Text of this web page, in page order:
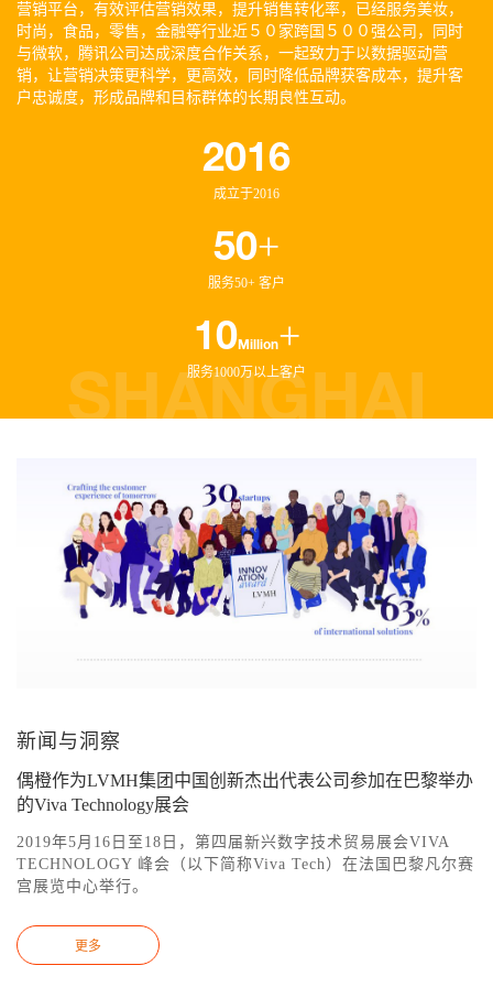
营销平台，有效评估营销效果，提升销售转化率，已经服务美妆，
时尚，食品，零售，金融等行业近５０家跨国５００强公司，同时
与微软，腾讯公司达成深度合作关系，一起致力于以数据驱动营
销，让营销决策更科学，更高效，同时降低品牌获客成本，提升客
户忠诚度，形成品牌和目标群体的长期良性互动。
2016
成立于2016
50+
服务50+ 客户
10 Million+
服务1000万以上客户
新闻与洞察
偶橙作为LVMH集团中国创新杰出代表公司参加在巴黎举办
的Viva Technology展会
2019年5月16日至18日，第四届新兴数字技术贸易展会VIVA
TECHNOLOGY 峰会（以下简称Viva Tech）在法国巴黎凡尔赛
宫展览中心举行。
更多